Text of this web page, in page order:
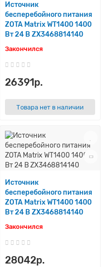
Источник
бесперебойного питания
ZOTA Matrix WT1400 1400
Вт 24 В ZX3468814140
Закончился
26391р.
Товара нет в наличии
Источник
бесперебойного питания
ZOTA Matrix WT1400 1400
Вт 24 В ZX3468814140
Закончился
28042р.